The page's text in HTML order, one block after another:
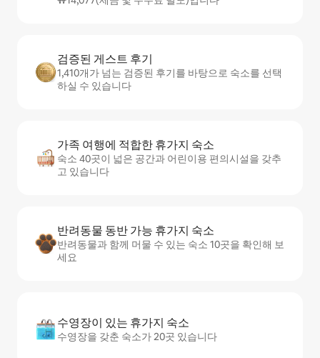
검증된 게스트 후기
1,410개가 넘는 검증된 후기를 바탕으로 숙소를 선택
하실 수 있습니다
가족 여행에 적합한 휴가지 숙소
숙소 40곳이 넓은 공간과 어린이용 편의시설을 갖추
고 있습니다
반려동물 동반 가능 휴가지 숙소
반려동물과 함께 머물 수 있는 숙소 10곳을 확인해 보
세요
수영장이 있는 휴가지 숙소
수영장을 갖춘 숙소가 20곳 있습니다